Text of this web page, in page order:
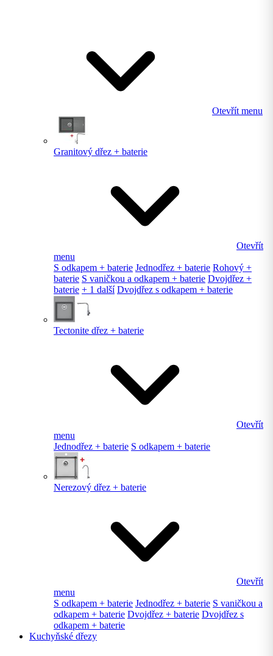
Otevřít menu
Granitový dřez + baterie
Otevřít
menu
S odkapem + baterie Jednodřez + baterie Rohový +
baterie S vaničkou a odkapem + baterie Dvojdřez +
baterie + 1 další Dvojdřez s odkapem + baterie
Tectonite dřez + baterie
Otevřít
menu
Jednodřez + baterie S odkapem + baterie
Nerezový dřez + baterie
Otevřít
menu
S odkapem + baterie Jednodřez + baterie S vaničkou a
odkapem + baterie Dvojdřez + baterie Dvojdřez s
odkapem + baterie
Kuchyňské dřezy